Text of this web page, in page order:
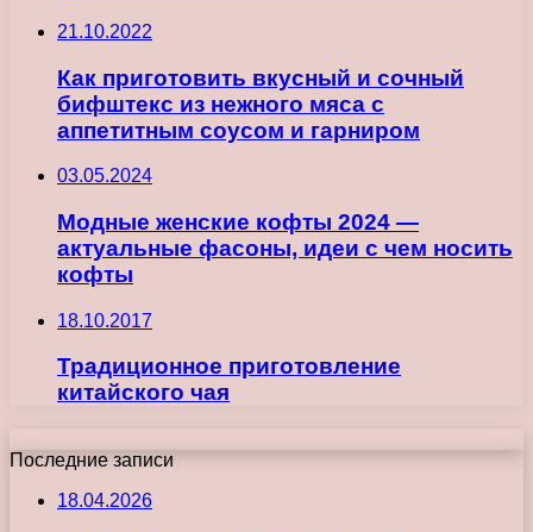
21.10.2022
Как приготовить вкусный и сочный
бифштекс из нежного мяса с
аппетитным соусом и гарниром
03.05.2024
Модные женские кофты 2024 —
актуальные фасоны, идеи с чем носить
кофты
18.10.2017
Традиционное приготовление
китайского чая
Последние записи
18.04.2026